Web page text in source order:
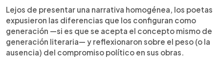
Lejos de presentar una narrativa homogénea, los poetas
expusieron las diferencias que los configuran como
generación —si es que se acepta el concepto mismo de
generación literaria— y reflexionaron sobre el peso (o la
ausencia) del compromiso político en sus obras.